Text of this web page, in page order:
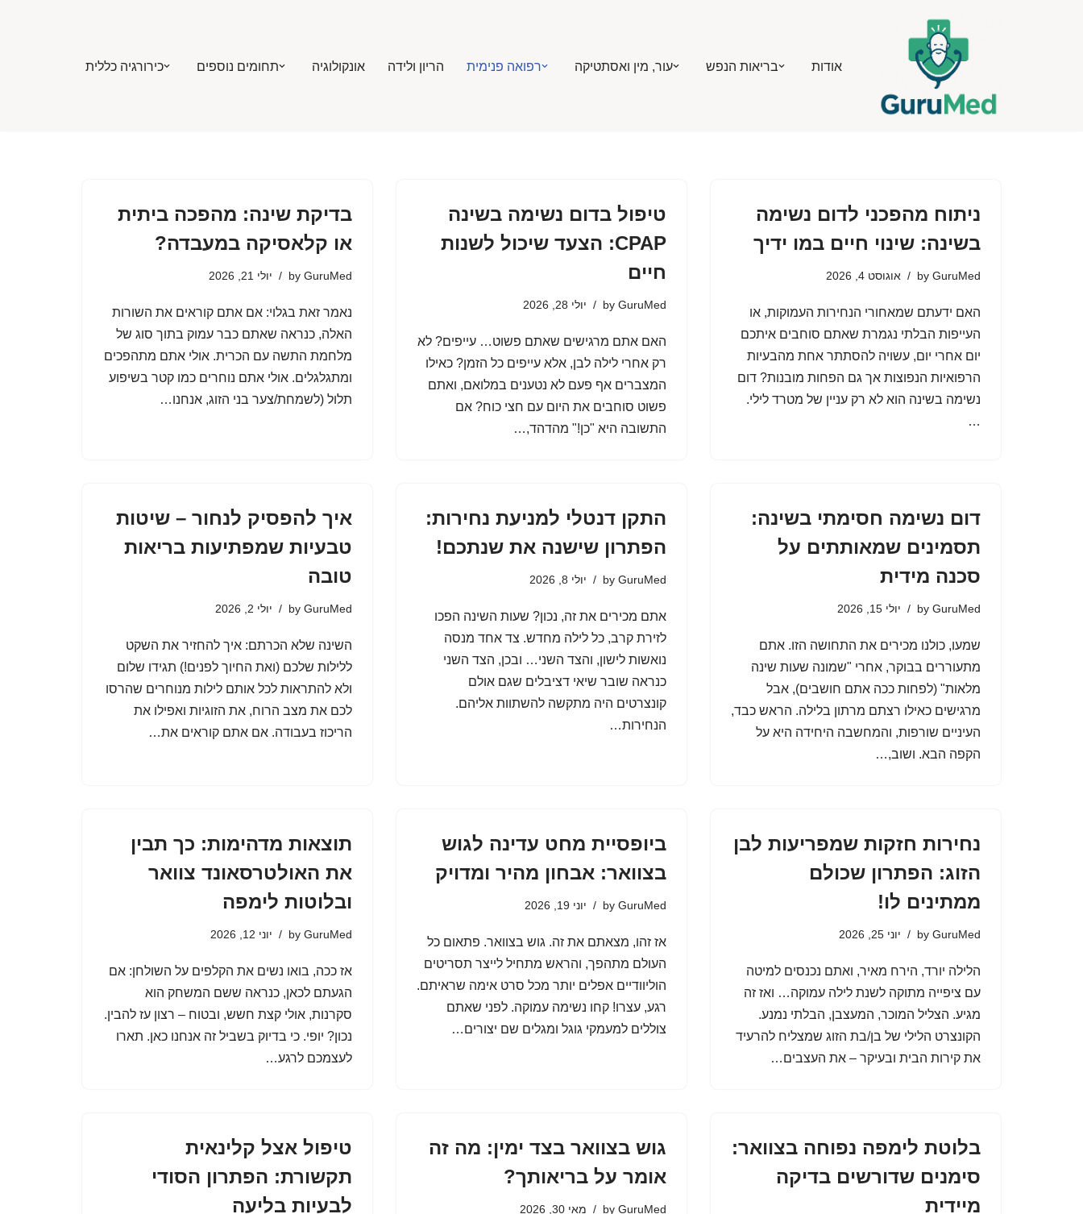
אודות בריאות הנפש עור, מין ואסתטיקה רפואה פנימית הריון ולידה אונקולוגיה תחומים נוספים כירורגיה כללית
ניתוח מהפכני לדום נשימה
בשינה: שינוי חיים במו ידיך
by GuruMed אוגוסט 4, 2026
האם ידעתם שמאחורי הנחירות העמוקות, או
העייפות הבלתי נגמרת שאתם סוחבים איתכם
יום אחרי יום, עשויה להסתתר אחת מהבעיות
הרפואיות הנפוצות אך גם הפחות מובנות? דום
נשימה בשינה הוא לא רק עניין של מטרד לילי.
…
טיפול בדום נשימה בשינה
CPAP: הצעד שיכול לשנות
חיים
by GuruMed יולי 28, 2026
האם אתם מרגישים שאתם פשוט… עייפים? לא
רק אחרי לילה לבן, אלא עייפים כל הזמן? כאילו
המצברים אף פעם לא נטענים במלואם, ואתם
פשוט סוחבים את היום עם חצי כוח? אם
התשובה היא "כן!" מהדהד,…
בדיקת שינה: מהפכה ביתית
או קלאסיקה במעבדה?
by GuruMed יולי 21, 2026
נאמר זאת בגלוי: אם אתם קוראים את השורות
האלה, כנראה שאתם כבר עמוק בתוך סוג של
מלחמת התשה עם הכרית. אולי אתם מתהפכים
ומתגלגלים. אולי אתם נוחרים כמו קטר בשיפוע
תלול (לשמחת/צער בני הזוג, אנחנו…
דום נשימה חסימתי בשינה:
תסמינים שמאותתים על
סכנה מידית
by GuruMed יולי 15, 2026
שמעו, כולנו מכירים את התחושה הזו. אתם
מתעוררים בבוקר, אחרי "שמונה שעות שינה
מלאות" (לפחות ככה אתם חושבים), אבל
מרגישים כאילו רצתם מרתון בלילה. הראש כבד,
העיניים שורפות, והמחשבה היחידה היא על
הקפה הבא. ושוב,…
התקן דנטלי למניעת נחירות:
הפתרון שישנה את שנתכם!
by GuruMed יולי 8, 2026
אתם מכירים את זה, נכון? שעות השינה הפכו
לזירת קרב, כל לילה מחדש. צד אחד מנסה
נואשות לישון, והצד השני… ובכן, הצד השני
כנראה שובר שיאי דציבלים שגם אולם
קונצרטים היה מתקשה להשתוות אליהם.
הנחירות…
איך להפסיק לנחור – שיטות
טבעיות שמפתיעות בריאות
טובה
by GuruMed יולי 2, 2026
השינה שלא הכרתם: איך להחזיר את השקט
ללילות שלכם (ואת החיוך לפנים!) תגידו שלום
ולא להתראות לכל אותם לילות מנוחרים שהרסו
לכם את מצב הרוח, את הזוגיות ואפילו את
הריכוז בעבודה. אם אתם קוראים את…
נחירות חזקות שמפריעות לבן
הזוג: הפתרון שכולם
ממתינים לו!
by GuruMed יוני 25, 2026
הלילה יורד, הירח מאיר, ואתם נכנסים למיטה
עם ציפייה מתוקה לשנת לילה עמוקה… ואז זה
מגיע. הצליל המוכר, המעצבן, הבלתי נמנע.
הקונצרט הלילי של בן/בת הזוג שמצליח להרעיד
את קירות הבית ובעיקר – את העצבים…
ביופסיית מחט עדינה לגוש
בצוואר: אבחון מהיר ומדויק
by GuruMed יוני 19, 2026
אז זהו, מצאתם את זה. גוש בצוואר. פתאום כל
העולם מתהפך, והראש מתחיל לייצר תסריטים
הוליוודיים אפלים יותר מכל סרט אימה שראיתם.
רגע, עצרו! קחו נשימה עמוקה. לפני שאתם
צוללים למעמקי גוגל ומגלים שם יצורים…
תוצאות מדהימות: כך תבין
את האולטרסאונד צוואר
ובלוטות לימפה
by GuruMed יוני 12, 2026
אז ככה, בואו נשים את הקלפים על השולחן: אם
הגעתם לכאן, כנראה ששם המשחק הוא
סקרנות, אולי קצת חשש, ובטוח – רצון עז להבין.
נכון? יופי. כי בדיוק בשביל זה אנחנו כאן. תארו
לעצמכם לרגע…
בלוטת לימפה נפוחה בצוואר:
סימנים שדורשים בדיקה
מיידית
גוש בצוואר בצד ימין: מה זה
אומר על בריאותך?
by GuruMed מאי 30, 2026
טיפול אצל קלינאית
תקשורת: הפתרון הסודי
לבעיות בליעה